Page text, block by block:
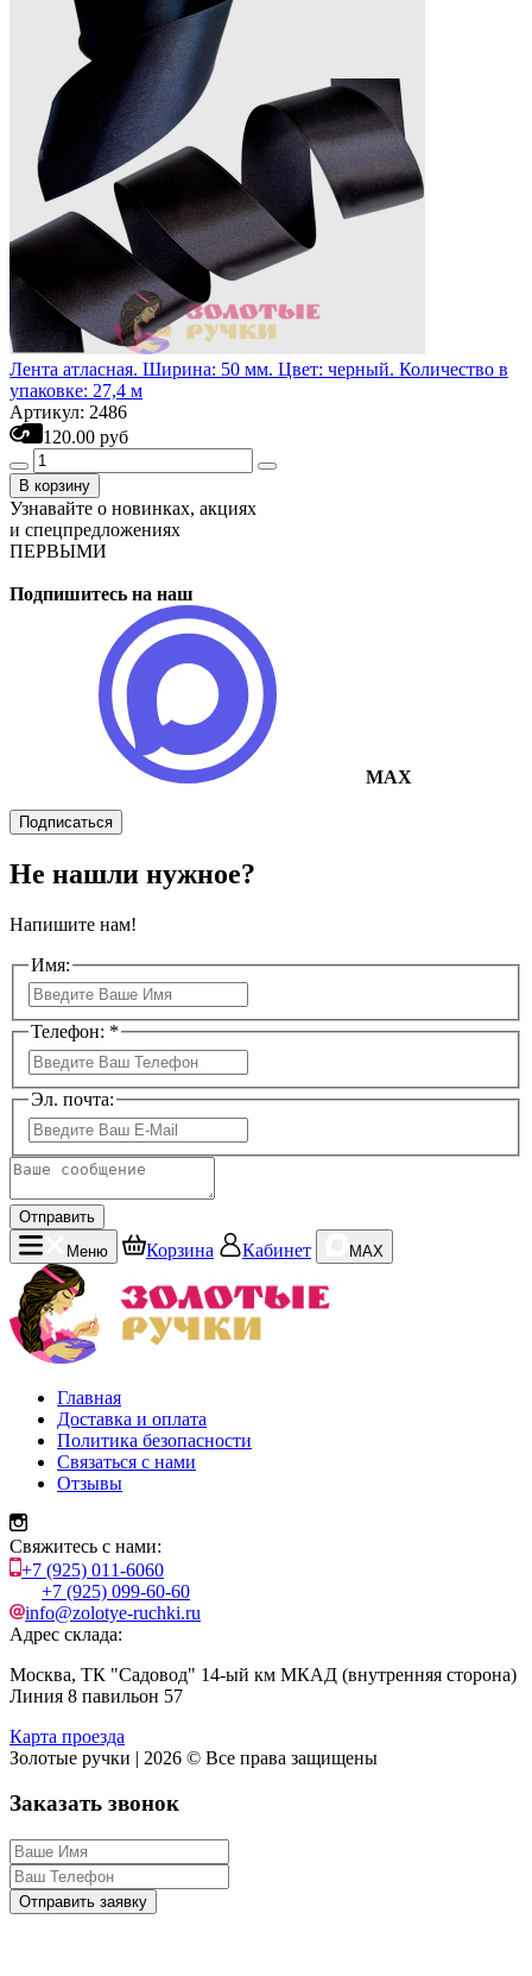
Лента атласная. Ширина: 50 мм. Цвет: черный. Количество в
упаковке: 27,4 м
Артикул: 2486
120.00 руб
В корзину
Узнавайте о новинках, акциях
и спецпредложениях
ПЕРВЫМИ
Подпишитесь на наш
MAX
Подписаться
Не нашли нужное?
Напишите нам!
Имя:
Телефон: *
Эл. почта:
Отправить
Меню
Корзина Кабинет MAX
Главная
Доставка и оплата
Политика безопасности
Связаться с нами
Отзывы
Свяжитесь с нами:
+7 (925) 011-6060
+7 (925) 099-60-60
info@zolotye-ruchki.ru
Адрес склада:
Москва, ТК "Садовод" 14-ый км МКАД (внутренняя сторона)
Линия 8 павильон 57
Карта проезда
Золотые ручки | 2026 © Все права защищены
Заказать звонок
Отправить заявку